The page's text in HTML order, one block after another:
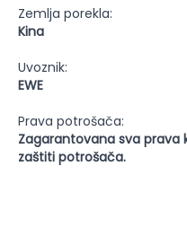
Zemlja porekla:
Kina
Uvoznik:
EWE
Prava potrošača:
Zagarantovana sva prava
zaštiti potrošača.